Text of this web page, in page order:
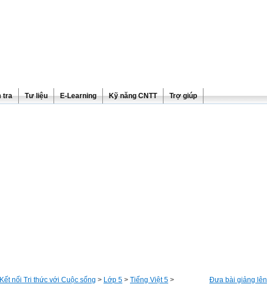
tra Tư liệu E-Learning Kỹ năng CNTT Trợ giúp
Đưa bài giảng lên
Kết nối Tri thức với Cuộc sống > Lớp 5 > Tiếng Việt 5 >